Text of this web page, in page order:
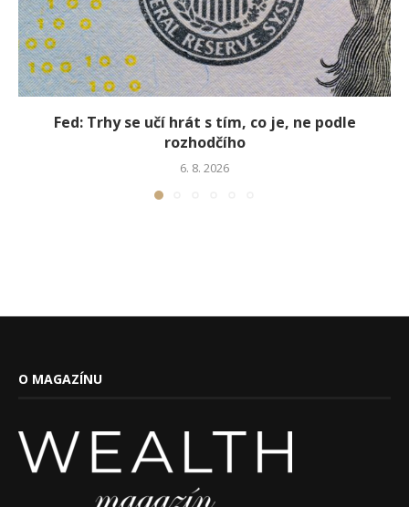
Fed: Trhy se učí hrát s tím, co je, ne podle
rozhodčího
6. 8. 2026
O MAGAZÍNU